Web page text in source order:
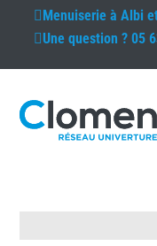
Menuiserie àAlbi
Une question ?05